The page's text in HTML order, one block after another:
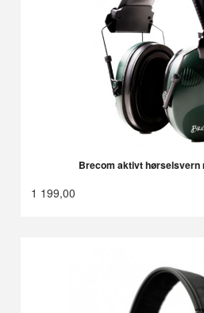
Brecom aktivt hørselsvern
1 199,00